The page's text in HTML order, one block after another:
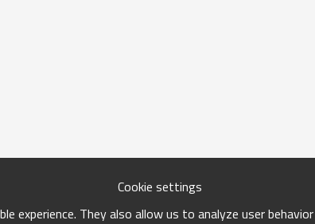
Cookie settings
experience. They also allow us to analyze user